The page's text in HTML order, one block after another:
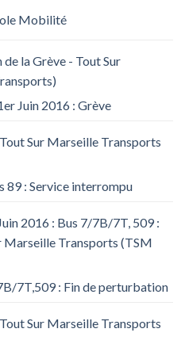
Mobilité
de la Grève - Tout Sur
Juin 2016 : Grève
Sur Marseille Transports
89 : Service interrompu
2016 : Bus 7/7B/7T, 509 :
Marseille Transports (TSM
7T,509 : Fin de perturbation
Sur Marseille Transports